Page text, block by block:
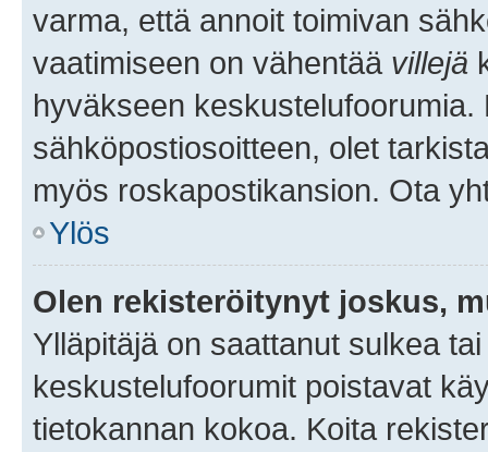
varma, että annoit toimivan
vaatimiseen on vähentää villejä
hyväkseen
sähköpostiosoitteen, olet
myös roskapostikansion. Ota
Ylös
Olen rekisteröitynyt joskus,
Ylläpitäjä on saattanut sulkea
keskustelufoorumit poistavat
tietokannan kokoa. Koita